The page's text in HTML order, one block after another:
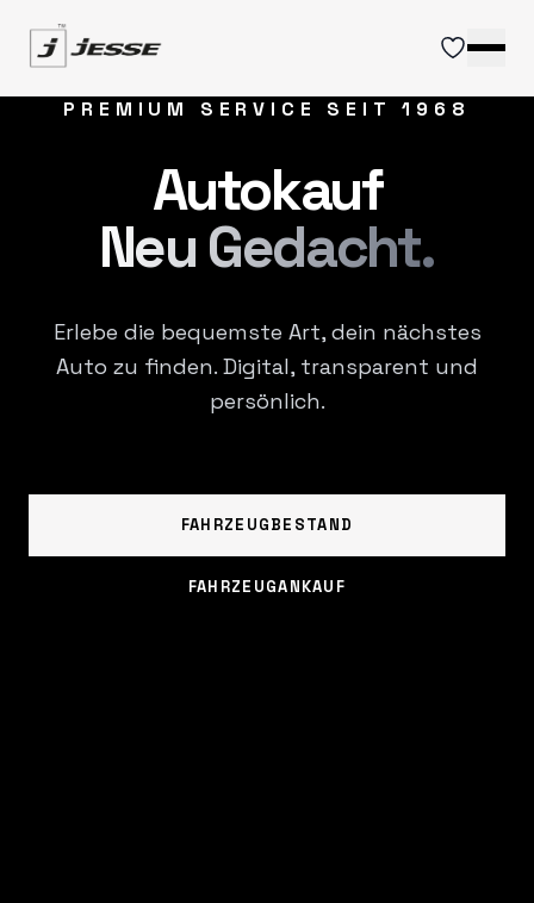
PREMIUM SERVICE SEIT 1968
Autokauf
Neu Gedacht.
Erlebe die bequemste Art, dein nächstes
Auto zu finden. Digital, transparent und
persönlich.
FAHRZEUGBESTAND
FAHRZEUGANKAUF
PREMIUM SERVICE SEIT 1968
Autokauf
Neu Gedacht.
Erlebe die bequemste Art, dein nächstes
Auto zu finden. Digital, transparent und
persönlich.
FAHRZEUGBESTAND
FAHRZEUGANKAUF
PREMIUM SERVICE SEIT 1968
Autokauf
Neu Gedacht.
Erlebe die bequemste Art, dein nächstes
Auto zu finden. Digital, transparent und
persönlich.
FAHRZEUGBESTAND
FAHRZEUGANKAUF